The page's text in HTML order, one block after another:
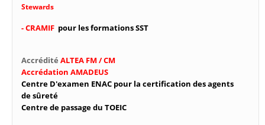
Stewards
- CRAMIF pour les formations SST
Accrédité ALTEA FM / CM
Accrédation AMADEUS
Centre D'examen ENAC pour la certification des agents
de sûreté
Centre de passage du TOEIC